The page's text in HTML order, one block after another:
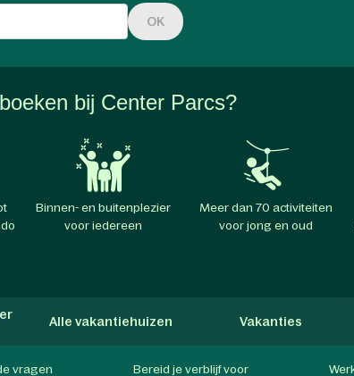
OK
bij Center Parcs?
Binnen- en buitenplezier
voor iedereen
Meer dan 70 activiteiten
voor jong en oud
Alle vakantiehuizen Vakanties
vragen Bereid je verblijf voor